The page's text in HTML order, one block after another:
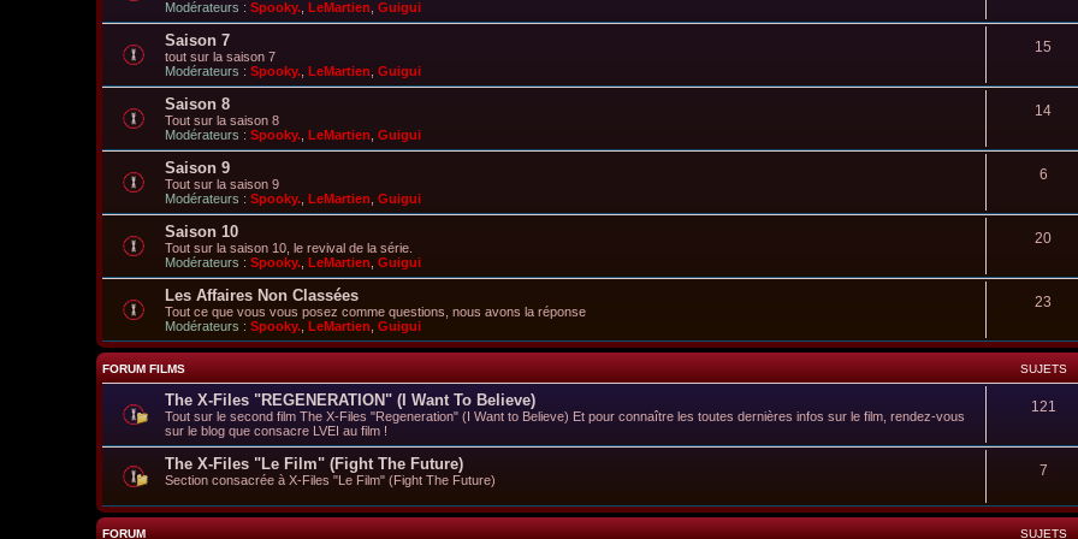
Modérateurs : Spooky. LeMartien Guigui
Saison 7
tout sur la saison 7
Modérateurs : Spooky. LeMartien Guigui
15
Saison 8
Tout sur la saison 8
Modérateurs : Spooky. LeMartien Guigui
14
Saison 9
Tout sur la saison 9
Modérateurs : Spooky. LeMartien Guigui
6
Saison 10
Tout sur la saison 10, le revival de la série.
Modérateurs : Spooky. LeMartien Guigui
20
Les Affaires Non Classées
Tout ce que vous vous posez comme questions, nous avons la réponse
Modérateurs : Spooky. LeMartien Guigui
23
FORUM FILMS SUJETS
The X-Files "REGENERATION" (I Want To Believe)
Tout sur le second film The X-Files "Regeneration" (I Want to Believe) Et pour connaître les toutes dernières infos sur le film, rendez-vous
sur le blog que consacre LVEI au film !
121
The X-Files "Le Film" (Fight The Future)
Section consacrée à X-Files "Le Film" (Fight The Future)
7
FORUM SUJETS